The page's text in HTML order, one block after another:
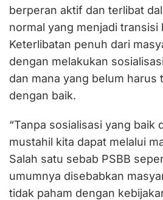
berperan aktif dan terlibat
normal yang menjadi transisi
Keterlibatan penuh dari
dengan melakukan
dan mana yang belum harus
dengan baik.
“Tanpa sosialisasi yang baik
mustahil kita dapat melalui
Salah satu sebab PSBB
umumnya disebabkan
tidak paham dengan